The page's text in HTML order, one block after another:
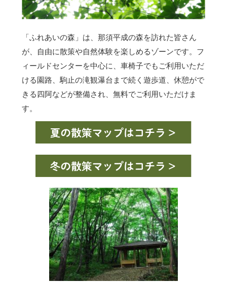
「ふれあいの森」は、那須平成の森を訪れた皆さん
が、自由に散策や自然体験を楽しめるゾーンです。フ
ィールドセンターを中心に、車椅子でもご利用いただ
ける園路、駒止の滝観瀑台まで続く遊歩道、休憩がで
きる四阿などが整備され、無料でご利用いただけま
す。